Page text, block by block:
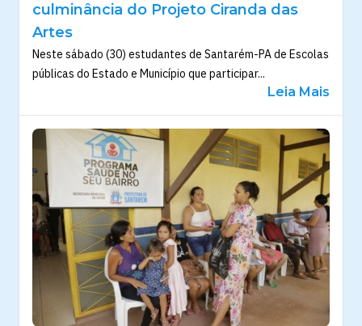
culminância do Projeto Ciranda das
Artes
Neste sábado (30) estudantes de Santarém-PA de Escolas
públicas do Estado e Município que participar...
Leia Mais